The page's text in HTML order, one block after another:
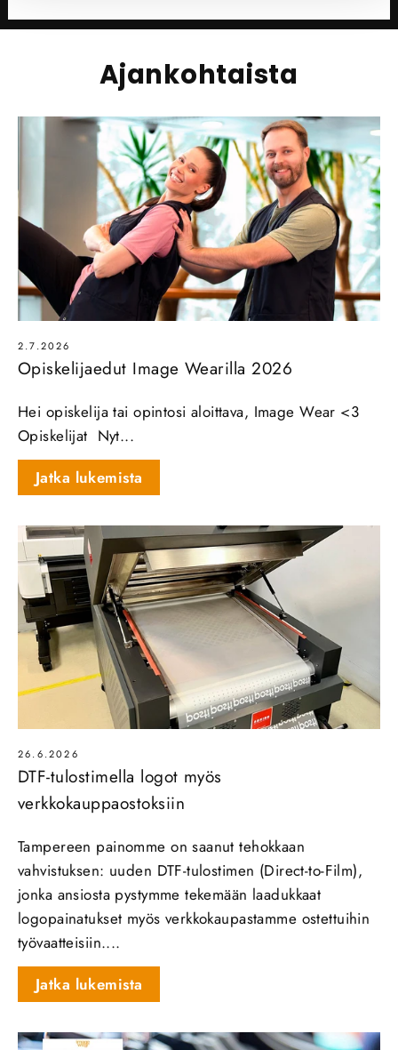
Ajankohtaista
2.7.2026
Opiskelijaedut Image Wearilla 2026
Hei opiskelija tai opintosi aloittava, Image Wear <3
Opiskelijat Nyt...
Jatka lukemista
26.6.2026
DTF-tulostimella logot myös
verkkokauppaostoksiin
Tampereen painomme on saanut tehokkaan
vahvistuksen: uuden DTF‑tulostimen (Direct‑to‑Film),
jonka ansiosta pystymme tekemään laadukkaat
logopainatukset myös verkkokaupastamme ostettuihin
työvaatteisiin....
Jatka lukemista